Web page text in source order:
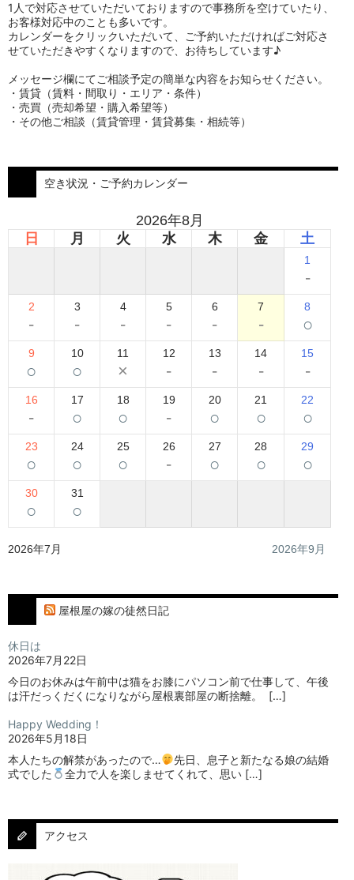
1人で対応させていただいておりますので事務所を空けていたり、
お客様対応中のことも多いです。
カレンダーをクリックいただいて、ご予約いただければご対応さ
せていただきやすくなりますので、お待ちしています♪
メッセージ欄にてご相談予定の簡単な内容をお知らせください。
・賃貸（賃料・間取り・エリア・条件）
・売買（売却希望・購入希望等）
・その他ご相談（賃貸管理・賃貸募集・相続等）
空き状況・ご予約カレンダー
2026年8月
日
月 火 水 木 金 土
1
-
2
-
3
-
4
-
5
-
6
-
7
-
8
○
9
○
10
○
11
×
12
-
13
-
14
-
15
-
16
-
17
○
18
○
19
-
20
○
21
○
22
○
23
○
24
○
25
○
26
-
27
○
28
○
29
○
30
○
31
○
2026年7月 2026年9月
屋根屋の嫁の徒然日記
休日は
2026年7月22日
今日のお休みは午前中は猫をお膝にパソコン前で仕事して、午後
は汗だっくだくになりながら屋根裏部屋の断捨離。⁡ ⁡ […]
Happy Wedding！
2026年5月18日
本人たちの解禁があったので…
⁡⁡先日、息子と新たなる娘の結婚
式でした
⁡⁡⁡全力で人を楽しませてくれて、思い […]
アクセス